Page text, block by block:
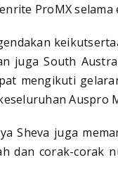
ProMX
juga South
mengikuti
Auspro
Sheva juga
dan corak-corak